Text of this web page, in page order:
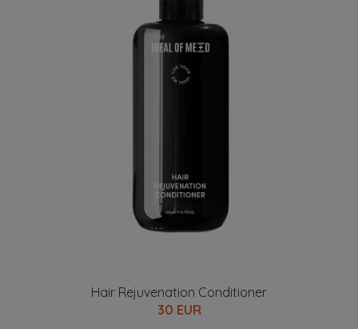
Hair Rejuvenation Conditioner
30 EUR